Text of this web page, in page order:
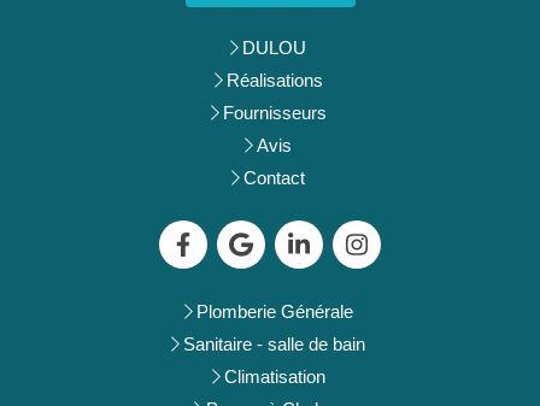
DULOU
Réalisations
Fournisseurs
Avis
Contact
Plomberie Générale
Sanitaire - salle de bain
Climatisation